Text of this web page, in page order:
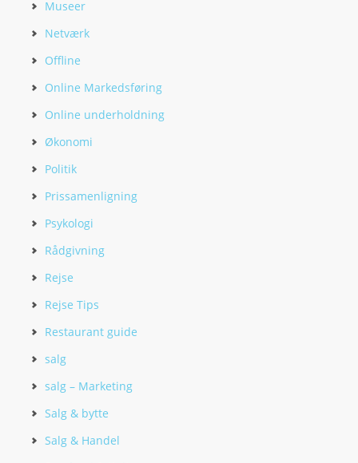
Museer
Netværk
Offline
Online Markedsføring
Online underholdning
Økonomi
Politik
Prissamenligning
Psykologi
Rådgivning
Rejse
Rejse Tips
Restaurant guide
salg
salg – Marketing
Salg & bytte
Salg & Handel